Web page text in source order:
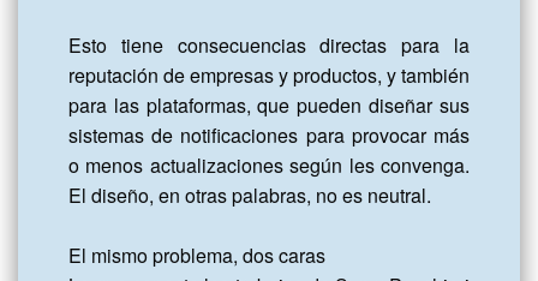
Esto tiene consecuencias directas para la
reputación de empresas y productos, y también
para las plataformas, que pueden diseñar sus
sistemas de notificaciones para provocar más
o menos actualizaciones según les convenga.
El diseño, en otras palabras, no es neutral.
El mismo problema, dos caras